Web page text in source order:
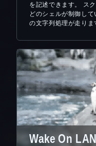
を記述できます。 ス
どのシェルが制御し
の文字列処理が走り
Wake On